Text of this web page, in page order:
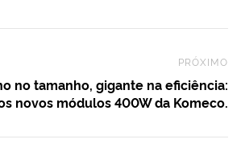
PRÓXIMO
no tamanho, gigante na eficiência:
novos módulos 400W da Komeco.